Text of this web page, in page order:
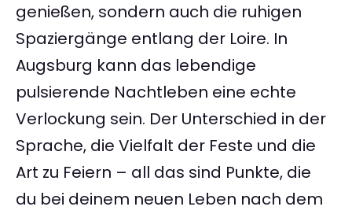
genießen, sondern auch die ruhigen
Spaziergänge entlang der Loire. In
Augsburg kann das lebendige
pulsierende Nachtleben eine echte
Verlockung sein. Der Unterschied in der
Sprache, die Vielfalt der Feste und die
Art zu Feiern – all das sind Punkte, die
du bei deinem neuen Leben nach dem